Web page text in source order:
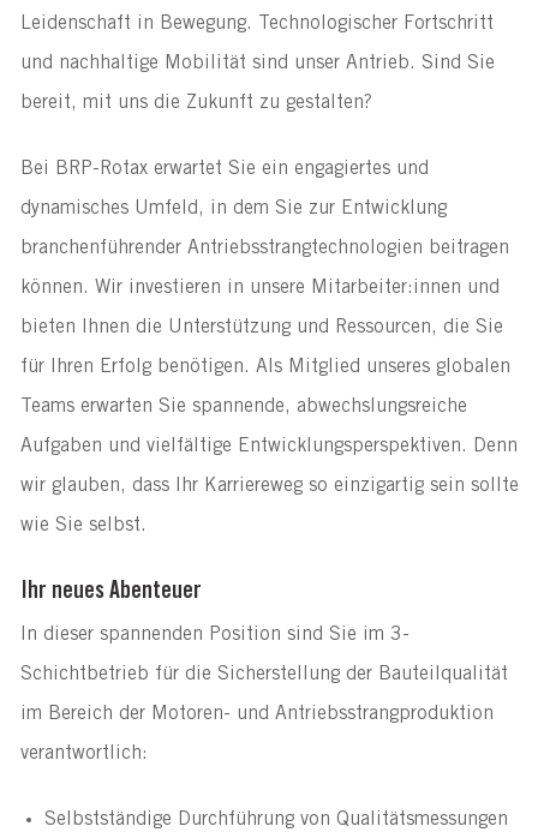
Leidenschaft in Bewegung. Technologischer Fortschritt
und nachhaltige Mobilität sind unser Antrieb. Sind Sie
bereit, mit uns die Zukunft zu gestalten?
Bei BRP-Rotax erwartet Sie ein engagiertes und
dynamisches Umfeld, in dem Sie zur Entwicklung
branchenführender Antriebsstrangtechnologien beitragen
können. Wir investieren in unsere Mitarbeiter:innen und
bieten Ihnen die Unterstützung und Ressourcen, die Sie
für Ihren Erfolg benötigen. Als Mitglied unseres globalen
Teams erwarten Sie spannende, abwechslungsreiche
Aufgaben und vielfältige Entwicklungsperspektiven. Denn
wir glauben, dass Ihr Karriereweg so einzigartig sein sollte
wie Sie selbst.
Ihr neues Abenteuer
In dieser spannenden Position sind Sie im 3-
Schichtbetrieb für die Sicherstellung der Bauteilqualität
im Bereich der Motoren- und Antriebsstrangproduktion
verantwortlich:
Selbstständige Durchführung von Qualitätsmessungen